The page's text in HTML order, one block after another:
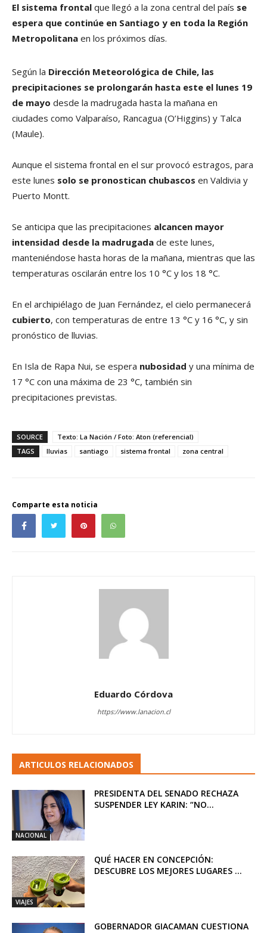
El sistema frontal que llegó a la zona central del país se
espera que continúe en Santiago y en toda la Región
Metropolitana en los próximos días.
Según la Dirección Meteorológica de Chile, las
precipitaciones se prolongarán hasta este el lunes 19
de mayo desde la madrugada hasta la mañana en
ciudades como Valparaíso, Rancagua (O’Higgins) y Talca
(Maule).
Aunque el sistema frontal en el sur provocó estragos, para
este lunes solo se pronostican chubascos en Valdivia y
Puerto Montt.
Se anticipa que las precipitaciones alcancen mayor
intensidad desde la madrugada de este lunes,
manteniéndose hasta horas de la mañana, mientras que las
temperaturas oscilarán entre los 10 °C y los 18 °C.
En el archipiélago de Juan Fernández, el cielo permanecerá
cubierto, con temperaturas de entre 13 °C y 16 °C, y sin
pronóstico de lluvias.
En Isla de Rapa Nui, se espera nubosidad y una mínima de
17 °C con una máxima de 23 °C, también sin
precipitaciones previstas.
SOURCE
Texto: La Nación / Foto: Aton (referencial)
TAGS
lluvias santiago sistema frontal zona central
Comparte esta noticia
Eduardo Córdova
https://www.lanacion.cl
ARTICULOS RELACIONADOS
NACIONAL
PRESIDENTA DEL SENADO RECHAZA
SUSPENDER LEY KARIN: “NO...
VIAJES
QUÉ HACER EN CONCEPCIÓN:
DESCUBRE LOS MEJORES LUGARES ...
GOBERNADOR GIACAMAN CUESTIONA